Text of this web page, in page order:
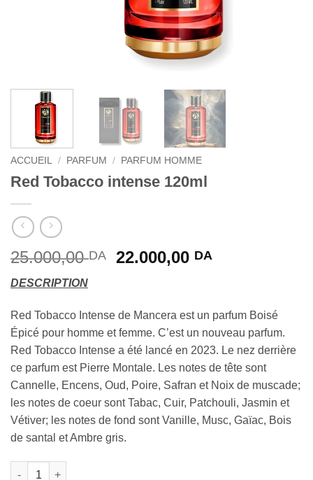
ACCUEIL / PARFUM / PARFUM HOMME
Red Tobacco intense 120ml
25.000,00DA
Le
était :
25.000,00 DA.
22.000,00 DALe
est :
22.000,00
DESCRIPTION
Red Tobacco Intense de Mancera est un parfum Boisé
Épicé pour homme et femme. C’est un nouveau parfum.
Red Tobacco Intense a été lancé en 2023. Le nez derrière
ce parfum est Pierre Montale. Les notes de tête sont
Cannelle, Encens, Oud, Poire, Safran et Noix de muscade;
les notes de coeur sont Tabac, Cuir, Patchouli, Jasmin et
Vétiver; les notes de fond sont Vanille, Musc, Gaïac, Bois
de santal et Ambre gris.
quantité de Red Tobacco intense 120ml